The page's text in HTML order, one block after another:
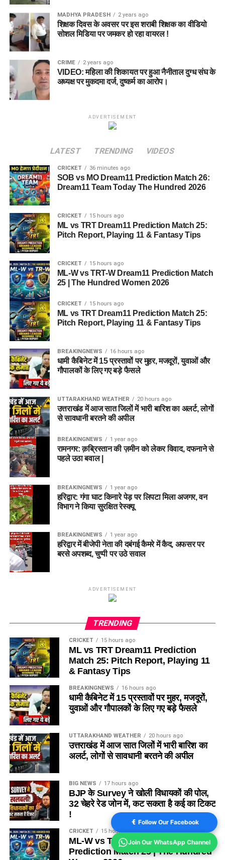
MADHYA PRADESH 2 years ago
शिक्षक दिवस के अवसर पर इस शराबी शिक्षक का वीडियो
सोशल मिडिया पर जमकर हो रहा वायरल !
CRIME 2 years ago
VIDEO: महिला की शिकायत पर हुआ नैनीताल दुग्ध संघ के
अध्यक्ष पर मुकदमा दर्ज, दुष्कर्म का आरोप।
ADVERTISEMENT
LATEST TRENDING VIDEOS
CRICKET 36 minutes ago
SOB vs MO Dream11 Prediction Match 26:
Dream11 Team Today The Hundred 2026
CRICKET 15 hours ago
ML vs TRT Dream11 Prediction Match 25:
Pitch Report, Playing 11 & Fantasy Tips
CRICKET 15 hours ago
ML-W vs TRT-W Dream11 Prediction Match
25 | The Hundred Women 2026
CRICKET 15 hours ago
ML vs TRT Dream11 Prediction Match 25:
Pitch Report, Playing 11 & Fantasy Tips
BREAKINGNEWS 16 hours ago
धामी कैबिनेट में 15 प्रस्तावों पर मुहर, मजदूरों, युवाओं और
गौपालकों के लिए गए बड़े फैसले
UTTARAKHAND WEATHER 20 hours ago
उत्तराखंड में आज सात जिलों में भारी बारिश का अलर्ट, लोगों
से सावधानी बरतने की अपील
BREAKINGNEWS 1 year ago
रामनगर: क़ब्रिस्तान की ज़मीन को लेकर विवाद, दफनाने से
पहले उठा बवाल |
BREAKINGNEWS 1 year ago
हरिद्वार: गंगा घाट किनारे पेड़ पर लिपटा मिला अजगर, वन
विभाग ने किया सुरक्षित रेस्क्यू
BREAKINGNEWS 1 year ago
हरिद्वार में बीजेपी नेता की दबंगई कैमरे में कैद, अफसर पर
बरसे अपशब्द, चुप्पी पर उठे सवाल
ADVERTISEMENT
TRENDING
CRICKET 15 hours ago
ML vs TRT Dream11 Prediction
Match 25: Pitch Report, Playing 11
& Fantasy Tips
BREAKINGNEWS 16 hours ago
धामी कैबिनेट में 15 प्रस्तावों पर मुहर, मजदूरों,
युवाओं और गौपालकों के लिए गए बड़े फैसले
UTTARAKHAND WEATHER 20 hours ago
उत्तराखंड में आज सात जिलों में भारी बारिश का
अलर्ट, लोगों से सावधानी बरतने की अपील
BIG NEWS 17 hours ago
BJP के Survey ने खोली विधायकों की पोल,
32 चेहरे रेड जोन में, कट सकता है कई का टिकट
!
CRICKET 15 hours ago
ML-W vs TRT-W Dream11
Prediction Match 25 | The Hundred
Follow Our Facebook
Join Our WhatsApp Channel